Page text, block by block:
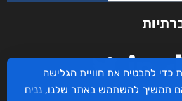
כדי להבטיח את חוויית הגלישה
תמשיך להשתמש באתר שלנו, נניח